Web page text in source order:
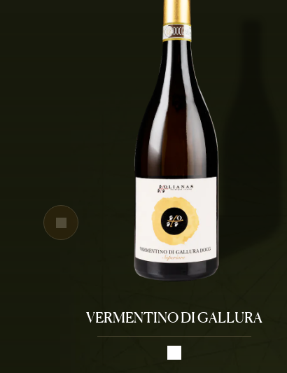
VERMENTINO DI GALLURA